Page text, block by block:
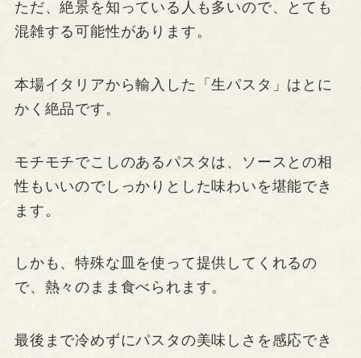
ただ、絶景を知っている人も多いので、とても
混雑する可能性があります。
本場イタリアから輸入した「生パスタ」はとに
かく絶品です。
モチモチでこしのあるパスタは、ソースとの相
性もいいのでしっかりとした味わいを堪能でき
ます。
しかも、特殊な皿を使って提供してくれるの
で、熱々のまま食べられます。
最後まで冷めずにパスタの美味しさを感応でき